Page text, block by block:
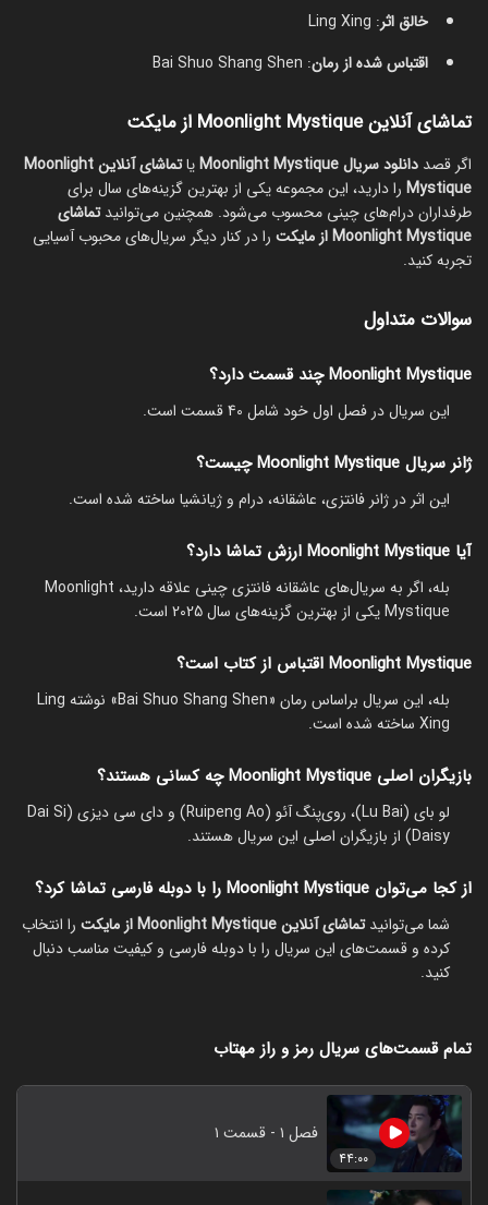
خالق اثر: Ling Xing
اقتباس شده از رمان: Bai Shuo Shang Shen
تماشای آنلاین Moonlight Mystique از مایکت
اگر قصد دانلود سریال Moonlight Mystique یا
تماشای آنلاین Moonlight
Mystique را دارید، این مجموعه یکی از بهترین گزینه‌های سال برای
طرفداران درام‌های چینی محسوب می‌شود. همچنین می‌توانیدتماشای
Moonlight Mystique از مایکت
را در کنار دیگر سریال‌های محبوب آسیایی
تجربه کنید.
سوالات متداول
Moonlight Mystique چند قسمت دارد؟
این سریال در فصل اول خود شامل 40 قسمت است.
ژانر سریال Moonlight Mystique چیست؟
این اثر در ژانر فانتزی، عاشقانه، درام و ژیانشیا ساخته شده است.
آیا Moonlight Mystique ارزش تماشا دارد؟
بله، اگر به سریال‌های عاشقانه فانتزی چینی علاقه دارید، Moonlight
Mystique یکی از بهترین گزینه‌های سال 2025 است.
Moonlight Mystique اقتباس از کتاب است؟
بله، این سریال براساس رمان «Bai Shuo Shang Shen» نوشته Ling
Xing ساخته شده است.
بازیگران اصلی Moonlight Mystique چه کسانی هستند؟
لو بای (Lu Bai)، روی‌پنگ آئو (Ruipeng Ao) و دای سی دیزی (Dai Si
Daisy) از بازیگران اصلی این سریال هستند.
از کجا می‌توان Moonlight Mystique را با دوبله فارسی تماشا کرد؟
شما می‌توانیدتماشای آنلاین Moonlight Mystique از مایکت
را انتخاب
کرده و قسمت‌های این سریال را با دوبله فارسی و کیفیت مناسب دنبال
کنید.
تمام قسمت‌های سریال رمز و راز مهتاب
۴۴:۰۰
فصل ۱ - قسمت ۱